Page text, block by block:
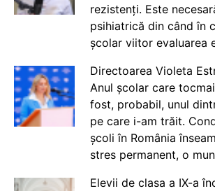
rezistenți. Este
psihiatrică din când în
școlar viitor evaluarea
Directoarea Violeta
Anul școlar care
fost, probabil, unul
pe care i-am trăit.
școli în România
stres permanent, o
Elevii de clasa a IX-a